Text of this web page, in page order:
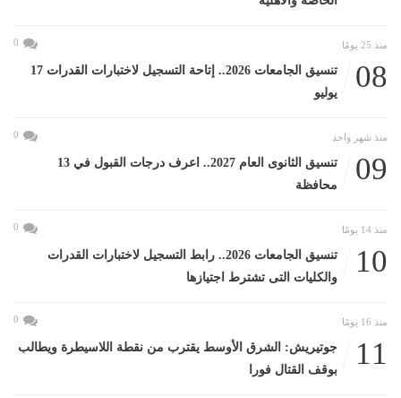
منذ 25 يومًا 0
08
تنسيق الجامعات 2026.. إتاحة التسجيل لاختبارات القدرات 17
يوليو
منذ شهر واحد 0
09
تنسيق الثانوى العام 2027.. اعرف درجات القبول في 13
محافظة
منذ 14 يومًا 0
10
تنسيق الجامعات 2026.. رابط التسجيل لاختبارات القدرات
والكليات التى تشترط اجتيازها
منذ 16 يومًا 0
11
جوتيريش: الشرق الأوسط يقترب من نقطة اللاسيطرة ويطالب
بوقف القتال فورا